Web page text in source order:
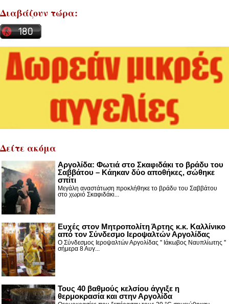
Διαβάζουν τώρα:
Δείτε ακόμα
Αργολίδα: Φωτιά στο Σκαφιδάκι το βράδυ του
Σαββάτου – Κάηκαν δύο αποθήκες, σώθηκε
σπίτι
Μεγάλη αναστάτωση προκλήθηκε το βράδυ του Σαββάτου
στο χωριό Σκαφιδάκι...
Ευχές στον Μητροπολίτη Άρτης κ.κ. Καλλίνικο
από τον Σύνδεσμο Ιεροψαλτών Αργολίδας
Ο Σύνδεσμος Ιεροψαλτών Αργολίδας '' Ιάκωβος Ναυπλίωτης ''
σήμερα 8 Αυγ...
Τους 40 βαθμούς κελσίου άγγιξε η
θερμοκρασία και στην Αργολίδα